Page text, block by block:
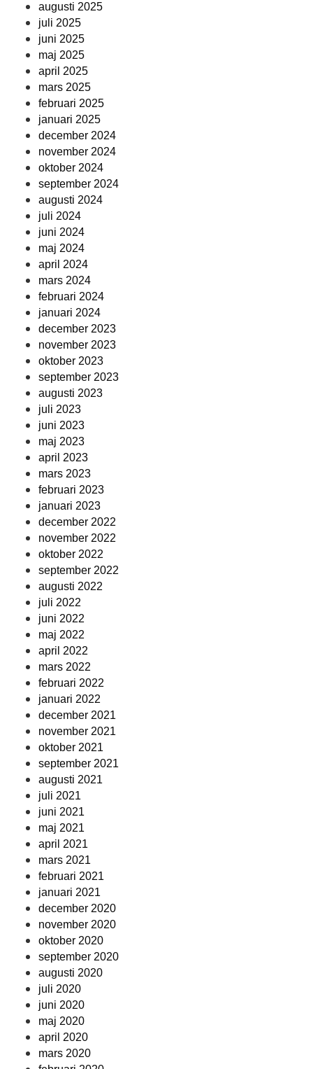
augusti 2025
juli 2025
juni 2025
maj 2025
april 2025
mars 2025
februari 2025
januari 2025
december 2024
november 2024
oktober 2024
september 2024
augusti 2024
juli 2024
juni 2024
maj 2024
april 2024
mars 2024
februari 2024
januari 2024
december 2023
november 2023
oktober 2023
september 2023
augusti 2023
juli 2023
juni 2023
maj 2023
april 2023
mars 2023
februari 2023
januari 2023
december 2022
november 2022
oktober 2022
september 2022
augusti 2022
juli 2022
juni 2022
maj 2022
april 2022
mars 2022
februari 2022
januari 2022
december 2021
november 2021
oktober 2021
september 2021
augusti 2021
juli 2021
juni 2021
maj 2021
april 2021
mars 2021
februari 2021
januari 2021
december 2020
november 2020
oktober 2020
september 2020
augusti 2020
juli 2020
juni 2020
maj 2020
april 2020
mars 2020